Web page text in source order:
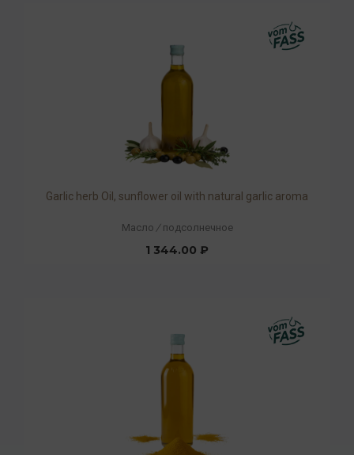
Garlic herb Oil, sunflower oil with natural garlic aroma
Масло / подсолнечное
1 344.00 ₽